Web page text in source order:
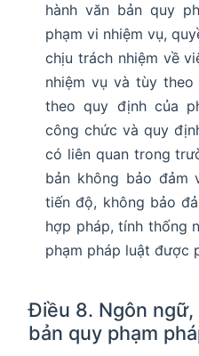
hành văn bản quy
phạm vi nhiệm vụ,
chịu trách nhiệm về
nhiệm vụ và tùy
theo quy định của
công chức và quy
có liên quan trong
bản không bảo đảm
tiến độ, không bảo
hợp pháp, tính thống
phạm pháp luật được
Điều 8. Ngôn
bản quy phạm